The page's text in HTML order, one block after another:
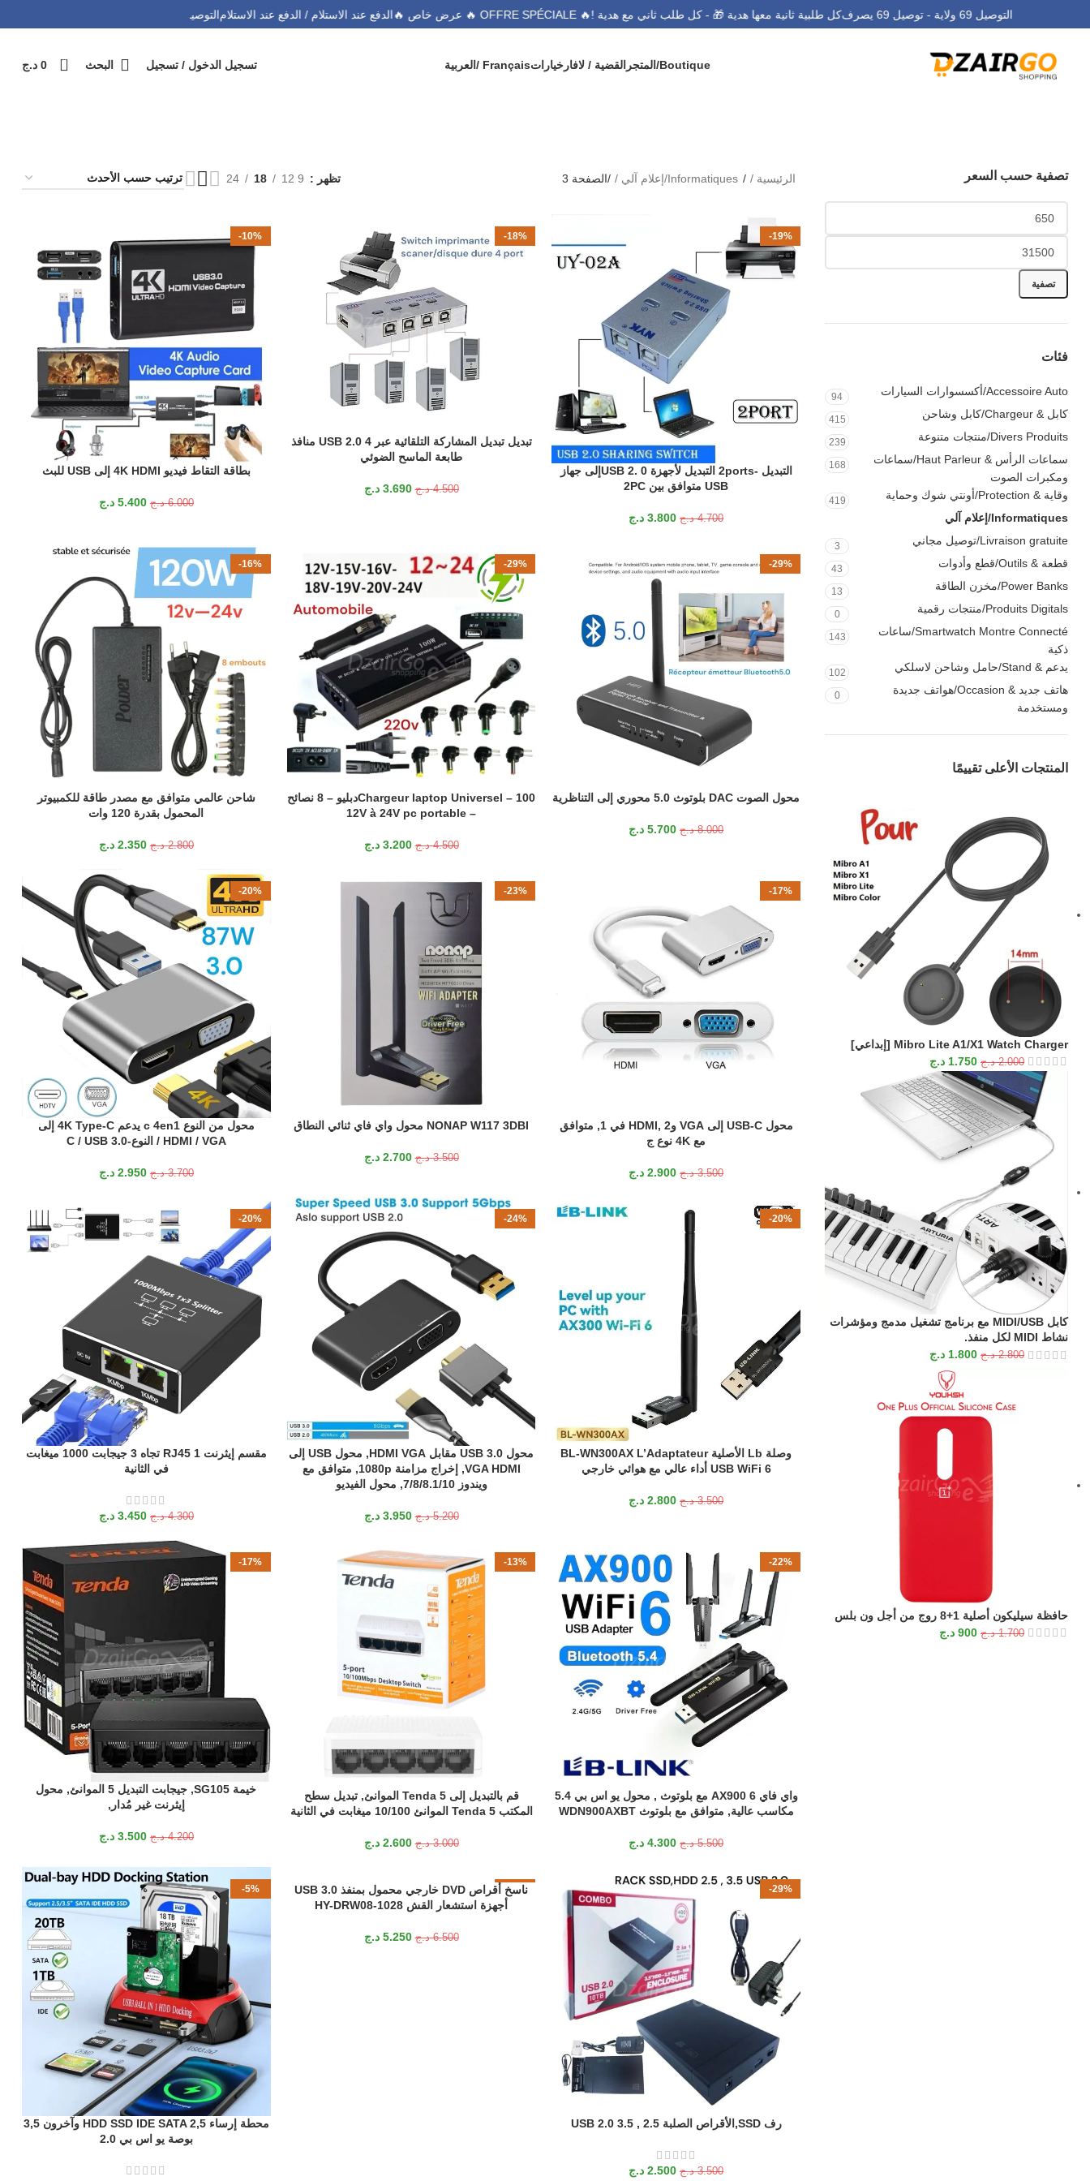
التوصيل 69 ولاية - توصيل 69 يصرف كل طلبية ثانية معها هدية 🎁 - كل طلب ثاني مع هدية !🔥 OFFRE SPÉCIALE 🔥 عرض خاص 🔥 الدفع عند الاستلام / الدفع عند الاستلامالتوصيل 69 ولاية - توصيل 69 يصرف
Boutique/المتجر القضية / لافار خياراتFrançais / العربية تسجيل الدخول / تسجيل البحث 0
0 د.ج
تصفية حسب السعر
تصفية
فئات
Accessoire Auto/أكسسوارات السيارات 94
كابل & Chargeur/كابل وشاحن 415
Divers Produits/منتجات متنوعة 239
سماعات الرأس & Haut Parleur/سماعات
ومكبرات الصوت
168
وقاية & Protection/أونتي شوك وحماية 419
Informatiques/إعلام آلي
Livraison gratuite/توصيل مجاني 3
قطعة & Outils/قطع وأدوات 43
Power Banks/مخزن الطاقة 13
Produits Digitals/منتجات رقمية 0
Smartwatch Montre Connecté/ساعات
ذكية
143
يدعم & Stand/حامل وشاحن لاسلكي 102
هاتف جديد & Occasion/هواتف جديدة
ومستخدمة
0
المنتجات الأعلى تقييمًا
Mibro Lite A1/X1 Watch Charger [إبداعي]
2.000 د.ج 1.750 د.ج
كابل MIDI/USB مع برنامج تشغيل مدمج ومؤشرات
نشاط MIDI لكل منفذ.
2.800 د.ج 1.800 د.ج
حافظة سيليكون أصلية 1+8 روج من أجل ون بلس
1.700 د.ج 900 د.ج
الرئيسية Informatiques/إعلام آلي الصفحة 3 تظهر 9 12
18
24
-19%
إضافة إلى السلة
التبديل -2ports التبديل لأجهزة USB 2. 0إلى جهاز
USB متوافق بين 2PC
4.700 د.ج 3.800 د.ج
-18%
إضافة إلى السلة
تبديل تبديل المشاركة التلقائية عبر USB 2.0 4 منافذ
طابعة الماسح الضوئي
4.500 د.ج 3.690 د.ج
-10%
إضافة إلى السلة
بطاقة التقاط فيديو 4K HDMI إلى USB للبث
6.000 د.ج 5.400 د.ج
-29%
إضافة إلى السلة
محول الصوت DAC بلوتوث 5.0 محوري إلى التناظرية
8.000 د.ج 5.700 د.ج
-29%
إضافة إلى السلة
Chargeur laptop Universel
– 100دبليو – 8 نصائح
– 12
V à 24V pc portable
4.500 د.ج 3.200 د.ج
-16%
إضافة إلى السلة
شاحن عالمي متوافق مع مصدر طاقة للكمبيوتر
المحمول بقدرة 120 وات
2.800 د.ج 2.350 د.ج
-17%
إضافة إلى السلة
محول USB-C إلى VGA وHDMI, 2 في 1, متوافق
مع 4K نوع ج
3.500 د.ج 2.900 د.ج
-23%
إضافة إلى السلة
NONAP W117 3DBI محول واي فاي ثنائي النطاق
3.500 د.ج 2.700 د.ج
-20%
إضافة إلى السلة
محول من النوع c 4en1 يدعم 4K Type-C إلى
HDMI / VGA / النوع-C / USB 3.0
3.700 د.ج 2.950 د.ج
-20%
إضافة إلى السلة
وصلة Lb الأصلية BL-WN300AX L’Adaptateur
USB WiFi 6 أداء عالي مع هوائي خارجي
3.500 د.ج 2.800 د.ج
-24%
إضافة إلى السلة
محول USB 3.0 مقابل HDMI VGA, محول USB إلى
VGA HDMI, إخراج مزامنة 1080p, متوافق مع
ويندوز 7/8/8.1/10, محول الفيديو
5.200 د.ج 3.950 د.ج
-20%
إضافة إلى السلة
مقسم إيثرنت RJ45 1 تجاه 3 جيجابت 1000 ميغابت
في الثانية
4.300 د.ج 3.450 د.ج
-22%
إضافة إلى السلة
واي فاي AX900 6 مع بلوتوث , محول يو اس بي 5.4
مكاسب عالية, متوافق مع بلوتوث WDN900AXBT
5.500 د.ج 4.300 د.ج
-13%
إضافة إلى السلة
قم بالتبديل إلى Tenda 5 الموانئ, تبديل سطح
المكتب Tenda 5 الموانئ 10/100 ميغابت في الثانية
3.000 د.ج 2.600 د.ج
-17%
إضافة إلى السلة
خيمة SG105, جيجابت التبديل 5 الموانئ, محول
إيثرنت غير مُدار,
4.200 د.ج 3.500 د.ج
-29%
إضافة إلى السلة
رف SSD,الأقراص الصلبة 2.5 , 3.5 USB 2.0
3.500 د.ج 2.500 د.ج
-19%
إضافة إلى السلة
ناسخ أقراص DVD خارجي محمول بمنفذ USB 3.0
أجهزة استشعار القش HY-DRW08-1028
6.500 د.ج 5.250 د.ج
-5%
إضافة إلى السلة
محطة إرساء HDD SSD IDE SATA 2,5 وآخرون 3,5
بوصة يو اس بي 2.0